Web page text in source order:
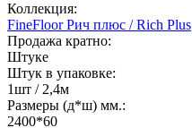
Коллекция:
FineFloor Рич плюс / Rich Plus
Продажа кратно:
Штуке
Штук в упаковке:
1шт / 2,4м
Размеры (д*ш) мм.:
2400*60